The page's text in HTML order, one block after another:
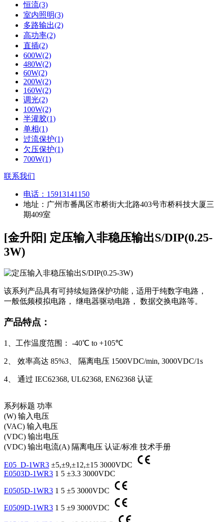
恒流(3)
室内照明(3)
多路输出(2)
高功率(2)
直插(2)
600W(2)
480W(2)
60W(2)
200W(2)
160W(2)
调光(2)
100W(2)
半灌胶(1)
单相(1)
过流保护(1)
欠压保护(1)
700W(1)
联系我们
电话： 15913141150
地址：广州市番禺区市桥街大北路403号市桥科技大厦三
期409室
[金升阳] 定压输入非稳压输出S/DIP(0.25-
3W)
该系列产品具有可持续短路保护功能，适用于纯数字电路，
一般低频模拟电路， 继电器驱动电路， 数据交换电路等。
产品特点：
1、工作温度范围： -40℃ to +105℃
2、 效率高达 85%3、 隔离电压 1500VDC/min, 3000VDC/1s
4、 通过 IEC62368, UL62368, EN62368 认证
系列标题 功率
(W) 输入电压
(VAC) 输入电压
(VDC) 输出电压
(VDC) 输出电流(A) 隔离电压 认证/标准 技术手册
E05_D-1WR3 ±5,±9,±12,±15 3000VDC
E0503D-1WR3 1 5 ±3.3 3000VDC
E0505D-1WR3 1 5 ±5 3000VDC
E0509D-1WR3 1 5 ±9 3000VDC